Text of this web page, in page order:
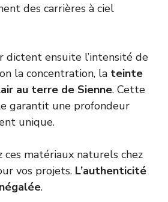
des carrières à ciel
dictent ensuite l’intensité de
la concentration, la teinte
au terre de Sienne. Cette
garantit une profondeur
unique.
ces matériaux naturels chez
vos projets. L’authenticité
.